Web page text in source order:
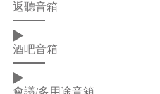
返聽音箱
酒吧音箱
會議/多用途音箱